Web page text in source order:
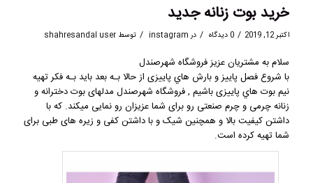
خرید بوت زنانه جدید
اکتبر 12, 2019 / 0 دیدگاه / در instagram
/ توسط shahresandal user
سلام به مشتریان عزیز فروشگاه شهرصندل
با شروع فصل پاییز و بارش هاي پاییزی از حالا بـه بعد باید بـه فکر تهیه
نیم بوت هاي پاییزی باشیم , فروشگاه شهرصندل مدلهای بوت دخترانه و
زنانهچرمی و چرم صنعتی رو برای شما عزیزان رو نمایی میکند. که با
داشتن کیفیت بالا و همچنین شیک و با داشتن کفی و زیره های طبی برای
شما تهیه کرده است.